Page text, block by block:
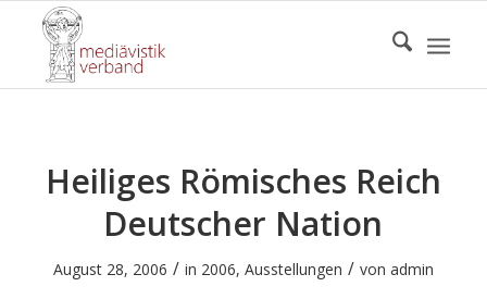
Heiliges Römisches Reich
Deutscher Nation
August 28, 2006 / in 2006, Ausstellungen / von admin